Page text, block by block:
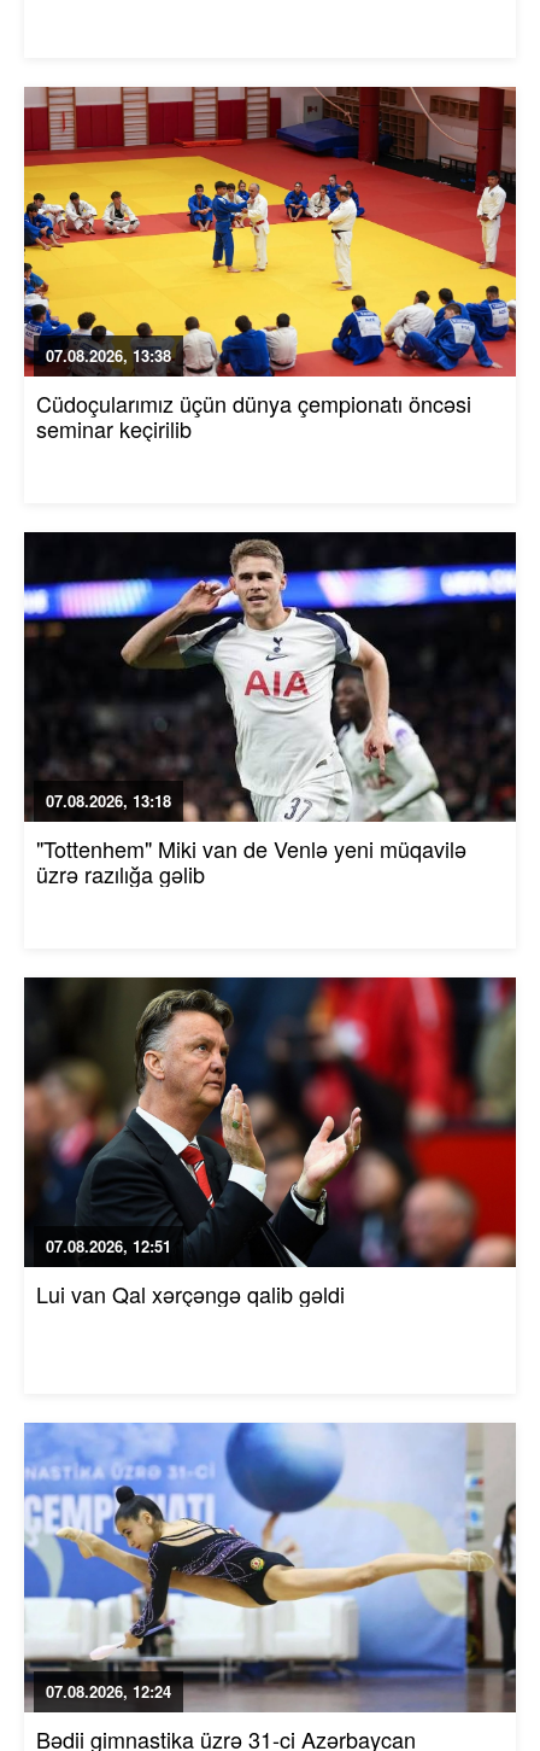
07.08.2026, 13:38
Cüdoçularımız üçün dünya çempionatı öncəsi
seminar keçirilib
07.08.2026, 13:18
"Tottenhem" Miki van de Venlə yeni müqavilə
üzrə razılığa gəlib
07.08.2026, 12:51
Lui van Qal xərçəngə qalib gəldi
07.08.2026, 12:24
Bədii gimnastika üzrə 31-ci Azərbaycan